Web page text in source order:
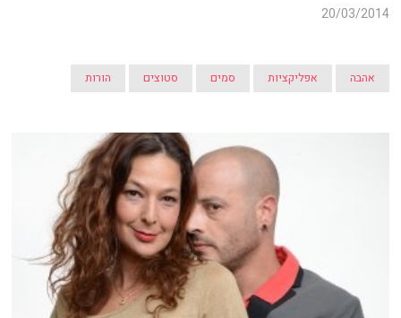
20/03/2014
אהבה אפליקציות סמים סטוצים הורות